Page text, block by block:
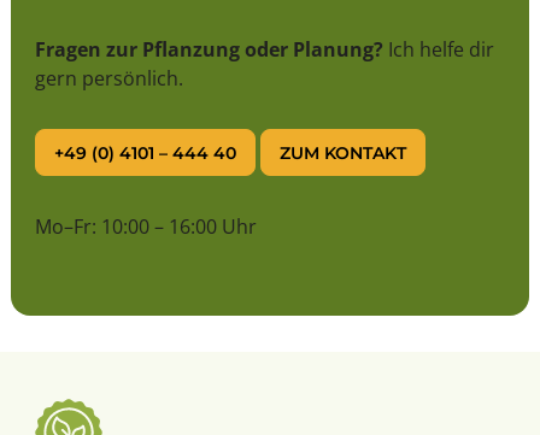
Fragen zur Pflanzung oder Planung? Ich helfe dir
gern persönlich.
+49 (0) 4101 – 444 40 ZUM KONTAKT
Mo–Fr: 10:00 – 16:00 Uhr